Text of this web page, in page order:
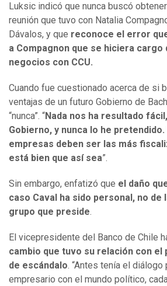
Luksic indicó que nunca buscó
reunión que tuvo con Natalia
Dávalos, y que reconoce el error
a Compagnon que se hiciera
negocios con CCU.
Cuando fue cuestionado acerca de si
ventajas de un futuro Gobierno de
“nunca”. “Nada nos ha resultado
Gobierno, y nunca lo he
empresas deben ser las más
está bien que así sea”.
Sin embargo, enfatizó que el daño
caso Caval ha sido personal, no de
grupo que preside.
El vicepresidente del Banco de Chile
cambio que tuvo su relación con el
de escándalo. “Antes tenía el diálogo
empresario con el mundo político,